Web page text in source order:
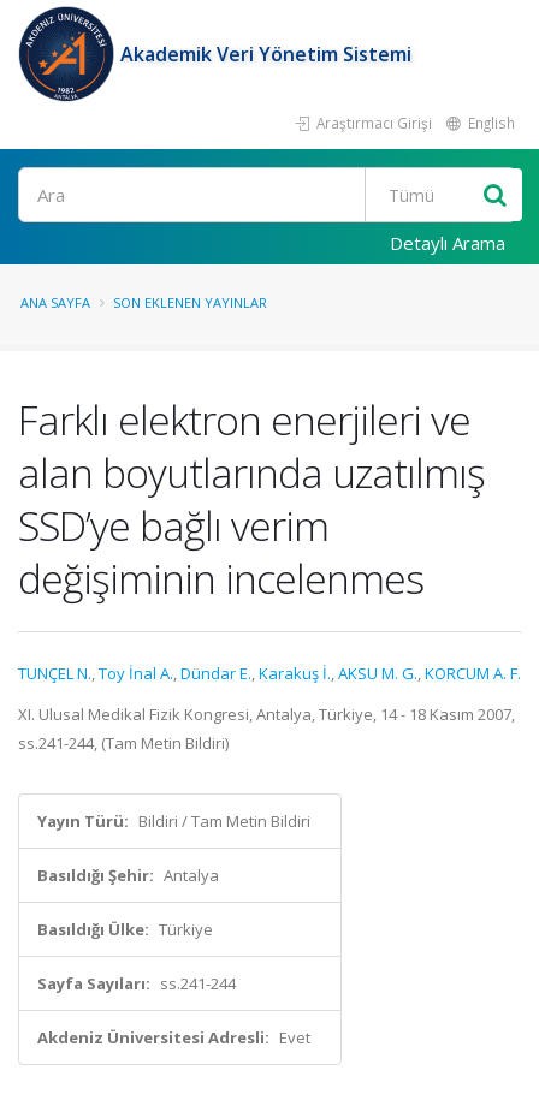
Akademik Veri Yönetim Sistemi
Araştırmacı Girişi English
Ara
Detaylı Arama
ANA SAYFA SON EKLENEN YAYINLAR
Farklı elektron enerjileri ve
alan boyutlarında uzatılmış
SSD’ye bağlı verim
değişiminin incelenmes
TUNÇEL N.,Toy İnal A.,Dündar E.,Karakuş İ.,AKSU M. G.,KORCUM A. F.
XI. Ulusal Medikal Fizik Kongresi, Antalya, Türkiye, 14 - 18 Kasım 2007,
ss.241-244, (Tam Metin Bildiri)
Yayın Türü: Bildiri / Tam Metin Bildiri
Basıldığı Şehir: Antalya
Basıldığı Ülke: Türkiye
Sayfa Sayıları: ss.241-244
Akdeniz Üniversitesi Adresli: Evet